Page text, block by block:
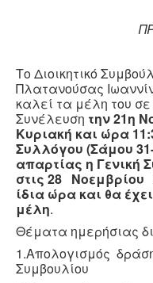
Το Διοικητικό
Πλατανούσας
καλεί τα μέλη του σε
Συνέλευση την 21η
Κυριακή και ώρα
Συλλόγου (Σάμου
απαρτίας η Γενική
στις 28 Νοεμβρίου
ίδια ώρα και θα
μέλη.
Θέματα ημερήσιας
1.Aπολογισμός
Συμβουλίου